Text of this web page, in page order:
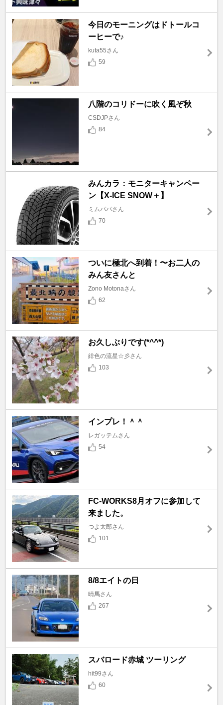
今日のモーニングはドトールコ
ーヒーで♪
kuta55さん
59
八階のコリドーに吹く風ぞ秋
CSDJPさん
84
みんカラ：モニターキャンペー
ン【X-ICE SNOW＋】
ミムパパさん
70
ついに極北へ到着！〜お二人の
みん友さんと
Zono Motonaさん
62
お久しぶりです(*^^*)
緋色の流星☆彡さん
103
インプレ！＾＾
レガッテムさん
54
FC-WORKS8月オフに参加して
来ました。
つよ太郎さん
101
8/8エイトの日
晴馬さん
267
スバロード赤城 ツーリング
hit99さん
60